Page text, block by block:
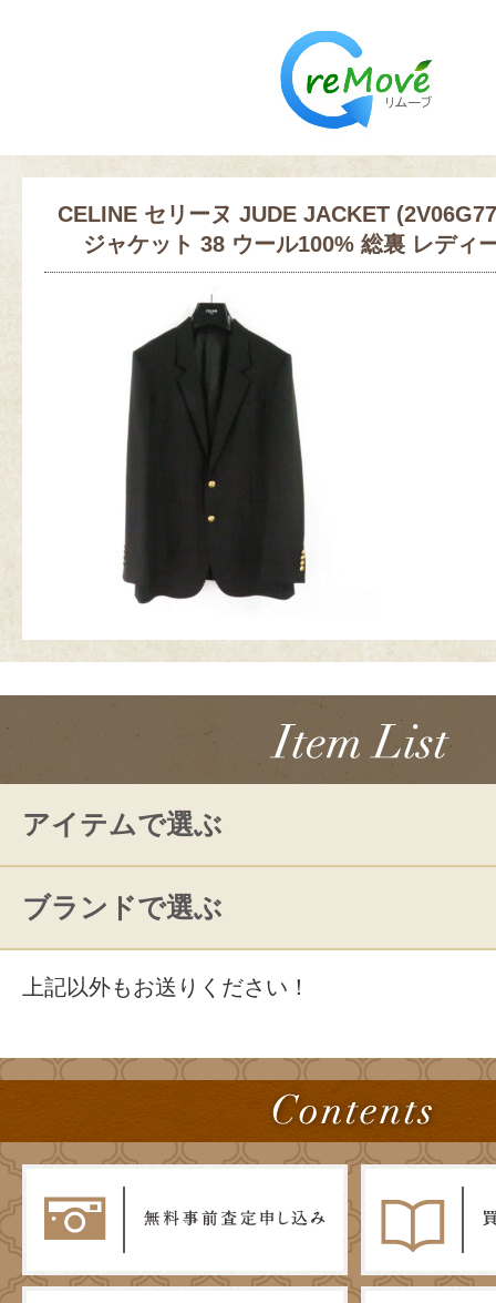
CELINE セリーヌ JUDE JACKET
ジャケット 38 ウール100% 総裏 レディ
アイテムで選ぶ
ブランドで選ぶ
上記以外もお送りください！